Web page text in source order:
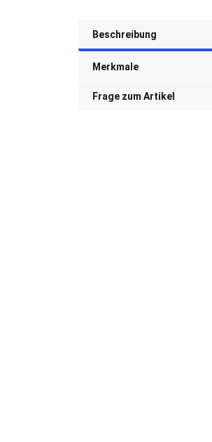
Beschreibung
Merkmale
Frage zum Artikel